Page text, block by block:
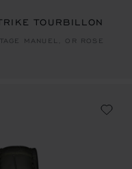
TOURBILLON
MANUEL, OR ROSE